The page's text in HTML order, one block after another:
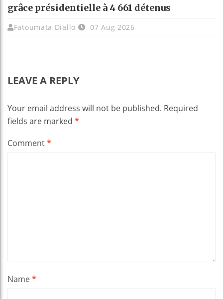
grâce présidentielle à 4 661 détenus
Fatoumata Diallo 07 Aug 2026
LEAVE A REPLY
Your email address will not be published. Required
fields are marked *
Comment*
Name*